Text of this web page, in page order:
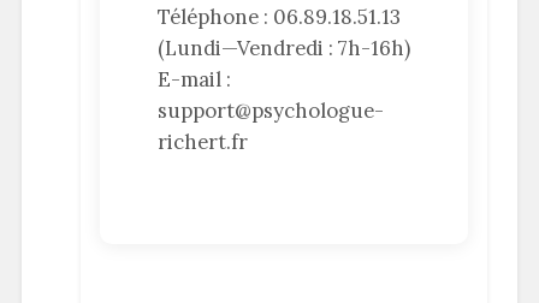
Téléphone : 06.89.18.51.13
(Lundi—Vendredi : 7h-16h)
E-mail :
support@psychologue-
richert.fr